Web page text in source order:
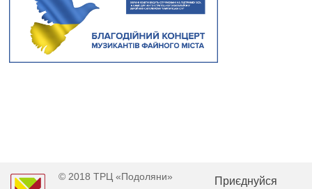
© 2018 ТРЦ «Подоляни» Приєднуйся